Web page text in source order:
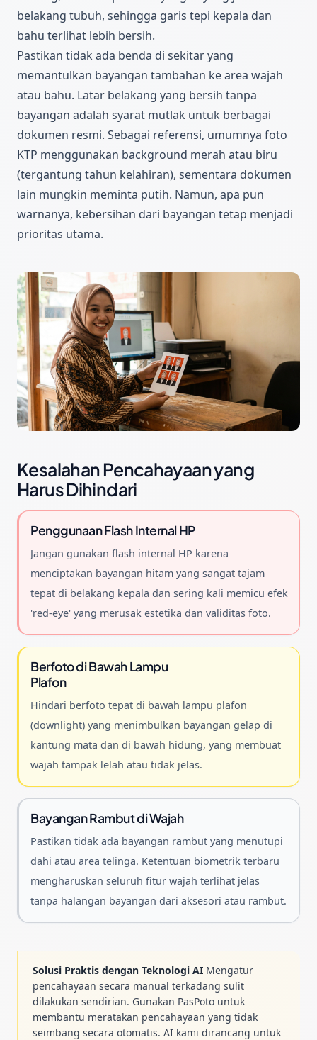
belakang tubuh, sehingga garis tepi kepala dan
bahu terlihat lebih bersih.
Pastikan tidak ada benda di sekitar yang
memantulkan bayangan tambahan ke area wajah
atau bahu. Latar belakang yang bersih tanpa
bayangan adalah syarat mutlak untuk berbagai
dokumen resmi. Sebagai referensi, umumnya foto
KTP menggunakan background merah atau biru
(tergantung tahun kelahiran), sementara dokumen
lain mungkin meminta putih. Namun, apa pun
warnanya, kebersihan dari bayangan tetap menjadi
prioritas utama.
Kesalahan Pencahayaan yang
Harus Dihindari
Penggunaan Flash Internal HP
Jangan gunakan flash internal HP karena
menciptakan bayangan hitam yang sangat tajam
tepat di belakang kepala dan sering kali memicu efek
'red-eye' yang merusak estetika dan validitas foto.
Berfoto di Bawah Lampu
Plafon
Hindari berfoto tepat di bawah lampu plafon
(downlight) yang menimbulkan bayangan gelap di
kantung mata dan di bawah hidung, yang membuat
wajah tampak lelah atau tidak jelas.
Bayangan Rambut di Wajah
Pastikan tidak ada bayangan rambut yang menutupi
dahi atau area telinga. Ketentuan biometrik terbaru
mengharuskan seluruh fitur wajah terlihat jelas
tanpa halangan bayangan dari aksesori atau rambut.
Solusi Praktis dengan Teknologi AI Mengatur
pencahayaan secara manual terkadang sulit
dilakukan sendirian. Gunakan PasPoto untuk
membantu meratakan pencahayaan yang tidak
seimbang secara otomatis. AI kami dirancang untuk